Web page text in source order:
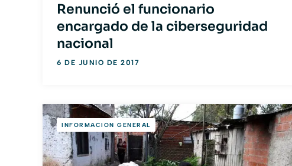
Renunció el funcionario
encargado de la ciberseguridad
nacional
6 DE JUNIO DE 2017
INFORMACION GENERAL